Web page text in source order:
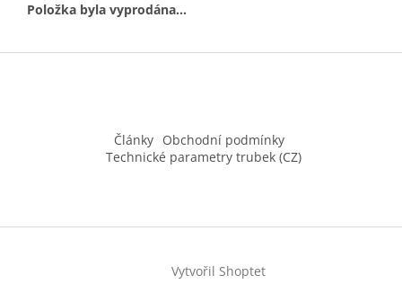
Položka byla vyprodána…
Z
Články
Obchodní podmínky
Technické parametry trubek (CZ)
Vytvořil Shoptet